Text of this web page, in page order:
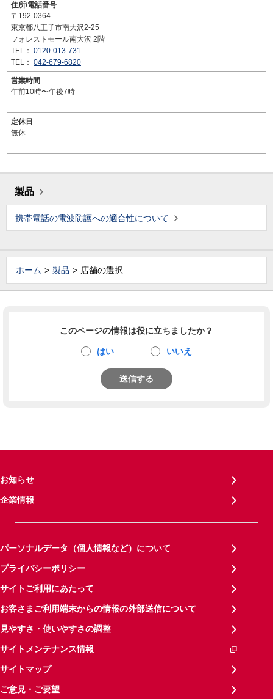
住所/電話番号
〒192-0364
東京都八王子市南大沢2-25
フォレストモール南大沢 2階
TEL： 0120-013-731
TEL： 042-679-6820
営業時間
午前10時〜午後7時
定休日
無休
製品
携帯電話の電波防護への適合性について
ホーム 製品 店舗の選択
このページの情報は役に立ちましたか？
はい いいえ
送信する
お知らせ
企業情報
パーソナルデータ（個人情報など）について
プライバシーポリシー
サイトご利用にあたって
お客さまご利用端末からの情報の外部送信について
見やすさ・使いやすさの調整
サイトメンテナンス情報
サイトマップ
ご意見・ご要望